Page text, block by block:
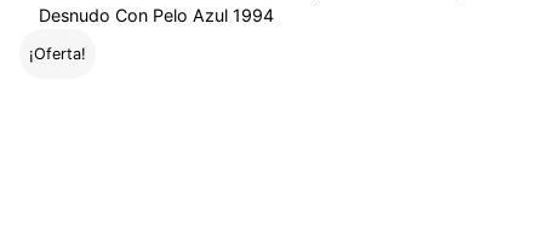
Desnudo Con Pelo Azul 1994
¡Oferta!